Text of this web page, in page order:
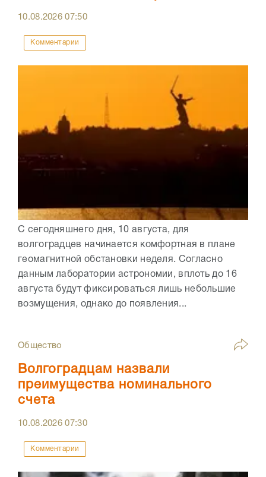
10.08.202607:50
Комментарии
С сегодняшнего дня, 10 августа, для
волгоградцев начинается комфортная в плане
геомагнитной обстановки неделя. Согласно
данным лаборатории астрономии, вплоть до 16
августа будут фиксироваться лишь небольшие
возмущения, однако до появления...
Общество
Волгоградцам назвали
преимущества номинального
счета
10.08.202607:30
Комментарии